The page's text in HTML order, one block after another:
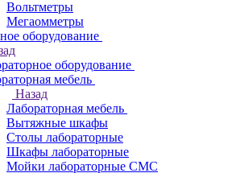
Вольтметры
Мегаомметры
оборудование
оборудование
мебель
Назад
Лабораторная мебель
Вытяжные шкафы
Столы лабораторные
Шкафы лабораторные
Мойки лабораторные СМС